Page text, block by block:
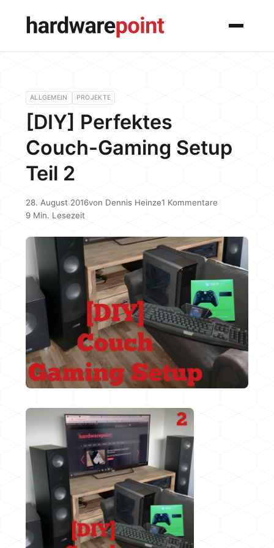
Menü
ALLGEMEIN PROJEKTE
[DIY] Perfektes
Couch-Gaming Setup
Teil 2
28. August 2016von Dennis Heinze1 Kommentare
9 Min. Lesezeit